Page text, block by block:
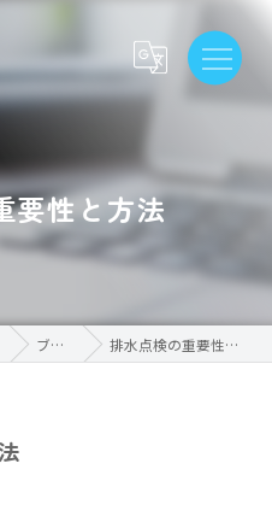
要性と方法
ブログ 排水点検の重要性と方法